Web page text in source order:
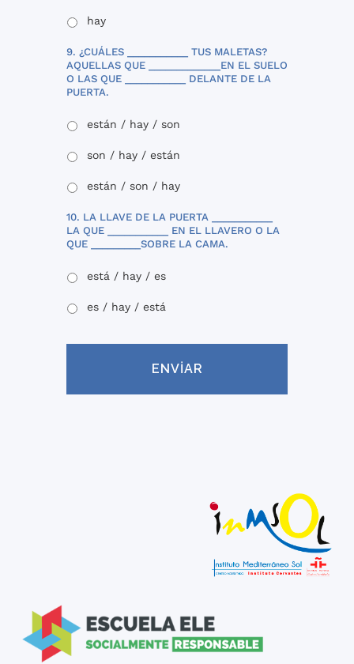
hay
9. ¿CUÁLES ___________ TUS MALETAS?
AQUELLAS QUE _____________EN EL SUELO
O LAS QUE ___________ DELANTE DE LA
PUERTA.
están / hay / son
son / hay / están
están / son / hay
10. LA LLAVE DE LA PUERTA ___________
LA QUE ___________ EN EL LLAVERO O LA
QUE _________SOBRE LA CAMA.
está / hay / es
es / hay / está